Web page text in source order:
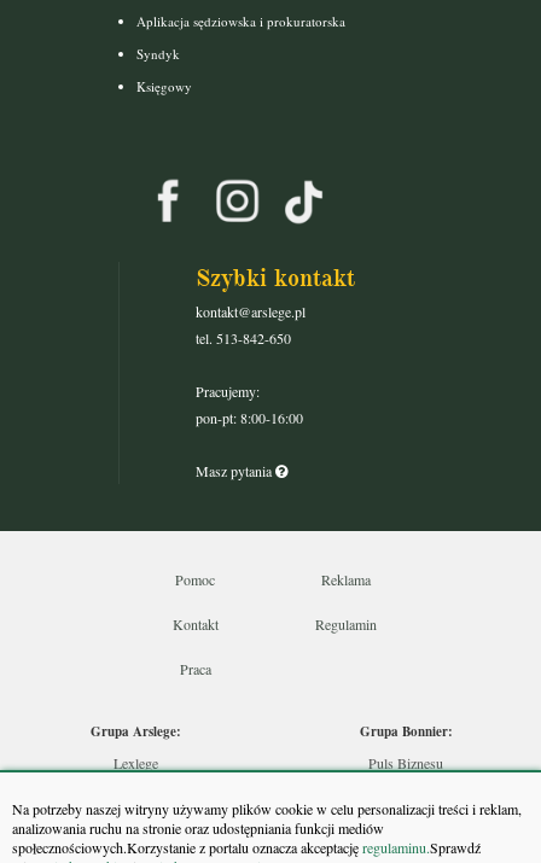
Na potrzeby naszej witryny używamy plików cookie w celu personalizacji treści i reklam,
analizowania ruchu na stronie oraz udostępniania funkcji mediów
społecznościowych.Korzystanie z portalu oznacza akceptacjęregulaminu.Sprawdź
Aplikacja sędziowska i prokuratorska
Syndyk
Księgowy
Szybki kontakt
kontakt@arslege.pl
tel. 513-842-650
Pracujemy:
pon-pt: 8:00-16:00
Masz pytania
Pomoc Reklama
Kontakt Regulamin
Praca
Grupa Arslege:
Lexlege
Skarbowcy
Urzędnik
Grupa Bonnier:
Puls Biznesu
Puls Medycyny
Monitor Firm